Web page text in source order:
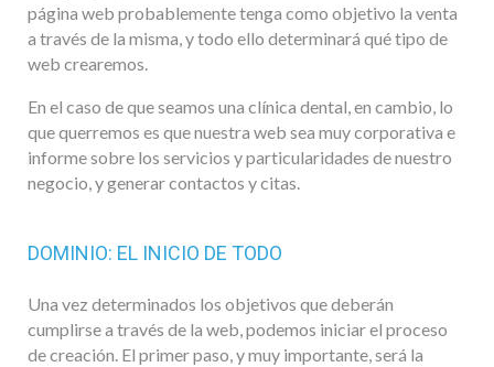
página web probablemente tenga como objetivo la venta
a través de la misma, y todo ello determinará qué tipo de
web crearemos.
En el caso de que seamos una clínica dental, en cambio, lo
que querremos es que nuestra web sea muy corporativa e
informe sobre los servicios y particularidades de nuestro
negocio, y generar contactos y citas.
DOMINIO: EL INICIO DE TODO
Una vez determinados los objetivos que deberán
cumplirse a través de la web, podemos iniciar el proceso
de creación. El primer paso, y muy importante, será la